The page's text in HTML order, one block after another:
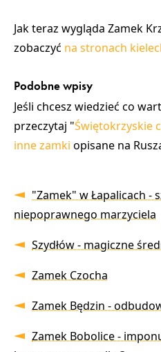
Jak teraz wygląda Zamek
zobaczyć na stronach
Podobne wpisy
Jeśli chcesz wiedzieć co
przeczytaj "Świętokrzyskie
inne zamki opisane na
"Zamek" w Łapalicach -
niepoprawnego marzyciela
Szydłów - magiczne
Zamek Czocha
Zamek Będzin -
Zamek Bobolice -